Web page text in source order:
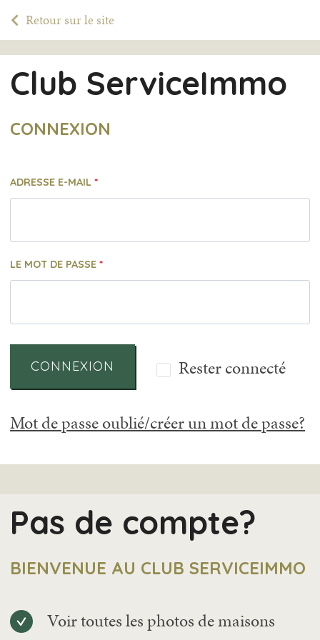
Retour sur le site
Club ServiceImmo
CONNEXION
ADRESSE E-MAIL
LE MOT DE PASSE
CONNEXION Rester connecté
Mot de passe oublié/créer un mot de passe?
Pas de compte?
BIENVENUE AU CLUB SERVICEIMMO
Voir toutes les photos de maisons